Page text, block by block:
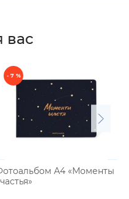
вас
- 7 %
А4 «Моменты